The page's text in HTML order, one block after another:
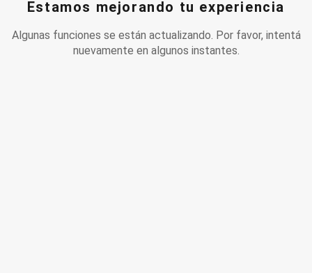
Estamos mejorando tu experiencia
Algunas funciones se están actualizando. Por favor, intentá
nuevamente en algunos instantes.